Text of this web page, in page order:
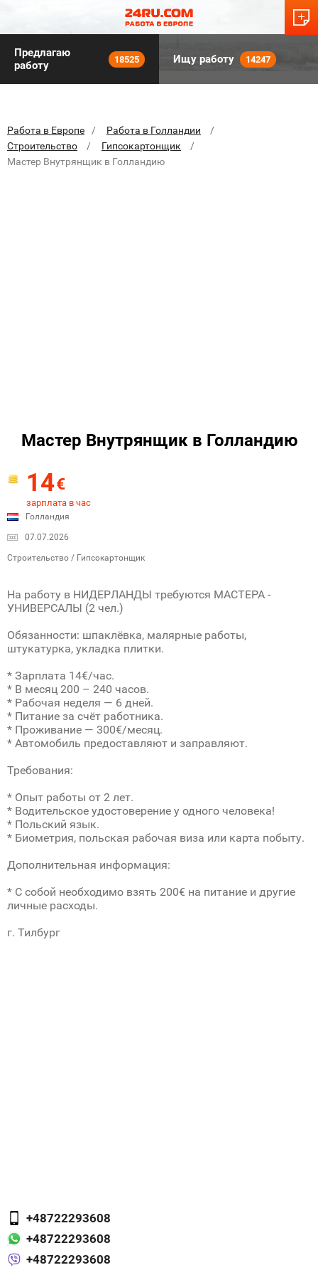
Предлагаю
работу
18525 Ищу работу 14247
Работа в Европе
Работа в Голландии
Строительство
Гипсокартонщик
Мастер Внутрянщик в Голландию
Мастер Внутрянщик в Голландию
14€
зарплата в час
Голландия
07.07.2026
Строительство / Гипсокартонщик
На работу в НИДЕРЛАНДЫ требуются МАСТЕРА -
УНИВЕРСАЛЫ (2 чел.)
Обязанности: шпаклёвка, малярные работы,
штукатурка, укладка плитки.
* Зарплата 14€/час.
* В месяц 200 – 240 часов.
* Рабочая неделя — 6 дней.
* Питание за счёт работника.
* Проживание — 300€/месяц.
* Автомобиль предоставляют и заправляют.
Требования:
* Опыт работы от 2 лет.
* Водительское удостоверение у одного человека!
* Польский язык.
* Биометрия, польская рабочая виза или карта побыту.
Дополнительная информация:
* С собой необходимо взять 200€ на питание и другие
личные расходы.
г. Тилбург
+48722293608
+48722293608
+48722293608